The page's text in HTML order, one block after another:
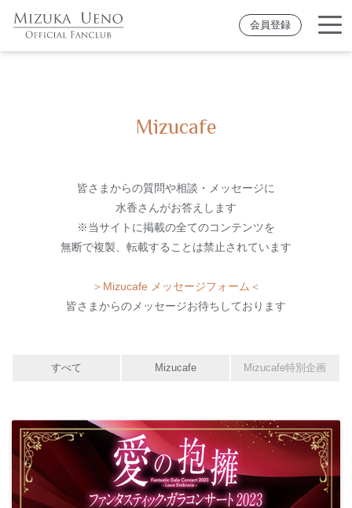
会員登録
Mizucafe
皆さまからの質問や相談・メッセージに
水香さんがお答えします
※当サイトに掲載の全てのコンテンツを
無断で複製、転載することは禁止されています
＞Mizucafe メッセージフォーム＜
皆さまからのメッセージお待ちしております
すべて Mizucafe Mizucafe特別企画